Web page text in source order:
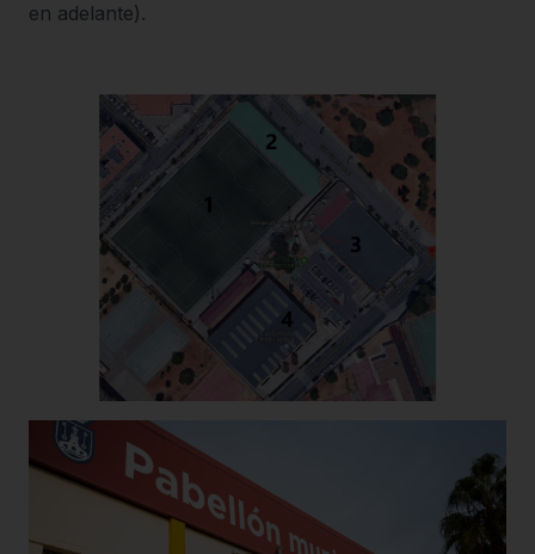
en adelante).